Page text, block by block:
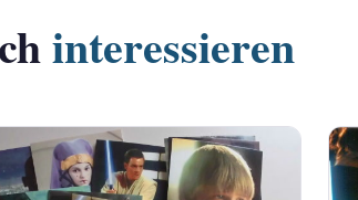
interessieren